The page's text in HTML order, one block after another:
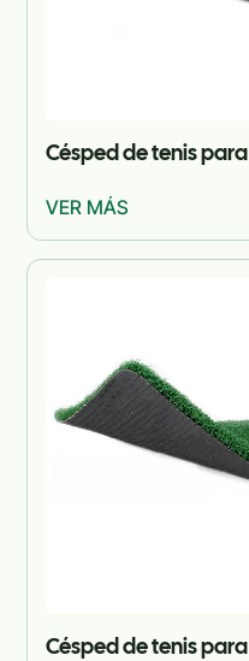
Césped de tenis
VER MÁS
Césped de tenis